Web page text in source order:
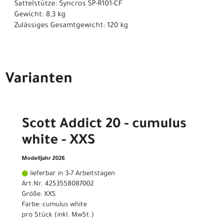
Sattelstütze: Syncros SP-R101-CF
Gewicht: 8,3 kg
Zulässiges Gesamtgewicht: 120 kg
Varianten
Scott Addict 20 - cumulus
white - XXS
Modelljahr 2026
lieferbar in 3-7 Arbeitstagen
Art.Nr. 4253558087002
Größe: XXS
Farbe: cumulus white
pro Stück (inkl. MwSt.)